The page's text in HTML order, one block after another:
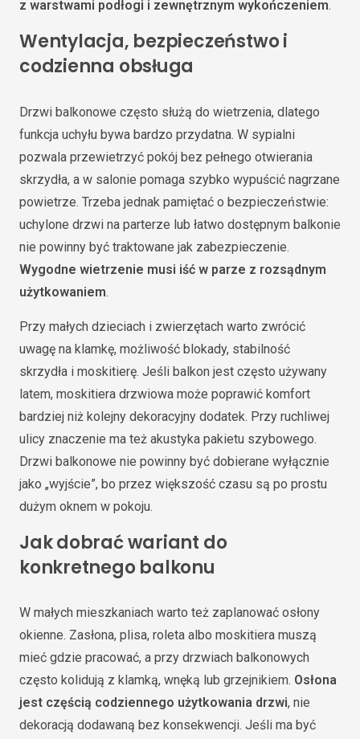
z warstwami podłogi i zewnętrznym wykończeniem.
Wentylacja, bezpieczeństwo i
codzienna obsługa
Drzwi balkonowe często służą do wietrzenia, dlatego
funkcja uchyłu bywa bardzo przydatna. W sypialni
pozwala przewietrzyć pokój bez pełnego otwierania
skrzydła, a w salonie pomaga szybko wypuścić nagrzane
powietrze. Trzeba jednak pamiętać o bezpieczeństwie:
uchylone drzwi na parterze lub łatwo dostępnym balkonie
nie powinny być traktowane jak zabezpieczenie.
Wygodne wietrzenie musi iść w parze z rozsądnym
użytkowaniem.
Przy małych dzieciach i zwierzętach warto zwrócić
uwagę na klamkę, możliwość blokady, stabilność
skrzydła i moskitierę. Jeśli balkon jest często używany
latem, moskitiera drzwiowa może poprawić komfort
bardziej niż kolejny dekoracyjny dodatek. Przy ruchliwej
ulicy znaczenie ma też akustyka pakietu szybowego.
Drzwi balkonowe nie powinny być dobierane wyłącznie
jako „wyjście”, bo przez większość czasu są po prostu
dużym oknem w pokoju.
Jak dobrać wariant do
konkretnego balkonu
W małych mieszkaniach warto też zaplanować osłony
okienne. Zasłona, plisa, roleta albo moskitiera muszą
mieć gdzie pracować, a przy drzwiach balkonowych
często kolidują z klamką, wnęką lub grzejnikiem. Osłona
jest częścią codziennego użytkowania drzwi, nie
dekoracją dodawaną bez konsekwencji. Jeśli ma być